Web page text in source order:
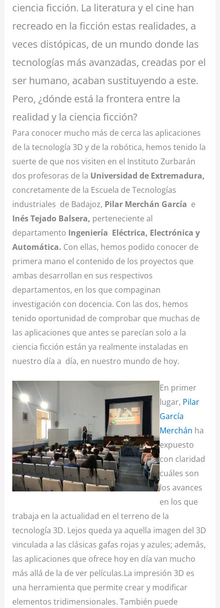
ciencia ficción. La literatura y el cine han
recreado en la ficción estas realidades, a
veces distópicas, de un mundo donde las
tecnologías más avanzadas, creadas por el
ser humano, acaban sustituyendo a este.
Pero, ¿dónde está la frontera entre la
realidad y la ciencia ficción?
Para conocer mucho más de cerca las aplicaciones
de la tecnología 3D y de la robótica, hemos tenido la
suerte de que nos visiten en el Instituto Zurbarán
dos profesoras de la Universidad de Extremadura,
concretamente de la Escuela de Tecnologías
industriales de Badajoz, Pilar Merchán García e
Inés Tejado Balsera, perteneciente al
departamento Ingeniería Eléctrica, Electrónica y
Automática. Con ellas, hemos podido conocer de
primera mano el contenido de los proyectos que
ambas desarrollan en sus respectivos
departamentos, en los que compaginan
investigación con docencia. Con las dos, hemos
tenido oportunidad de comprobar que muchas de
las aplicaciones que antes se parecían solo a la
ciencia ficción están ya realmente instaladas en
nuestro día a día, en nuestro mundo de hoy.
En primer
lugar, Pilar
García
Merchán ha
expuesto
con claridad
cuáles son
los avances
en los que
trabaja en la actualidad en el terreno de la
tecnología 3D. Lejos queda ya aquella imagen del 3D
vinculada a las clásicas gafas rojas y azules; además,
las aplicaciones que ofrece hoy en día van mucho
más allá de la de ver películas.La impresión 3D es
una herramienta que permite crear y modificar
elementos tridimensionales. También puede